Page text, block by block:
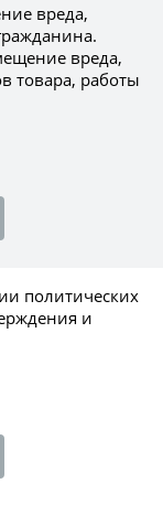
вреда,
вреда,
товара, работы
политических
и